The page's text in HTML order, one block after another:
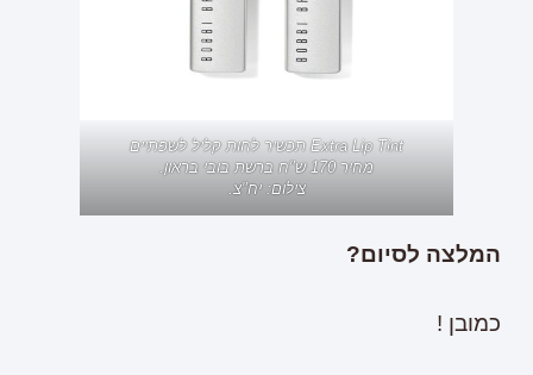
Extra Lip Tint תכשיר לחות קליל לשפתיים
מחיר 170 ש"ח ברשת בובי בראון.
צילום: יח"צ.
המלצה לסיום?
כמובן !